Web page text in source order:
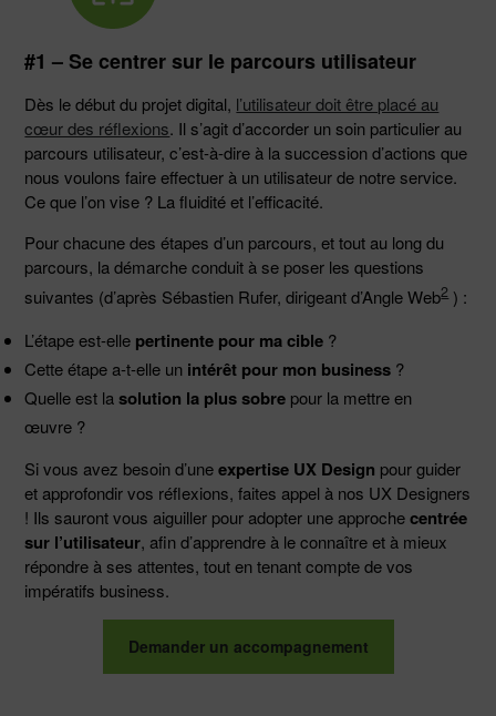
#1 – Se centrer sur le parcours utilisateur
Dès le début du projet digital, l’utilisateur doit être placé au
cœur des réflexions. Il s’agit d’accorder un soin particulier au
parcours utilisateur, c’est-à-dire à la succession d’actions que
nous voulons faire effectuer à un utilisateur de notre service.
Ce que l’on vise ? La fluidité et l’efficacité.
Pour chacune des étapes d’un parcours, et tout au long du
parcours, la démarche conduit à se poser les questions
suivantes (d’après Sébastien Rufer, dirigeant d’Angle Web2) :
L’étape est-elle pertinente pour ma cible ?
Cette étape a-t-elle un intérêt pour mon business ?
Quelle est la solution la plus sobre pour la mettre en
œuvre ?
Si vous avez besoin d’uneexpertise UX Design pour guider
et approfondir vos réflexions, faites appel à nos UX Designers
! Ils sauront vous aiguiller pour adopter une approchecentrée
sur l’utilisateur, afin d’apprendre à le connaître et à mieux
répondre à ses attentes, tout en tenant compte de vos
impératifs business.
Demander un accompagnement